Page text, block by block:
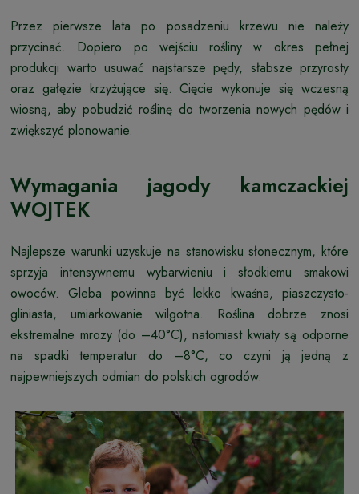
Przez pierwsze lata po posadzeniu krzewu nie należy
przycinać. Dopiero po wejściu rośliny w okres pełnej
produkcji warto usuwać najstarsze pędy, słabsze przyrosty
oraz gałęzie krzyżujące się. Cięcie wykonuje się wczesną
wiosną, aby pobudzić roślinę do tworzenia nowych pędów i
zwiększyć plonowanie.
Wymagania jagody kamczackiej
WOJTEK
Najlepsze warunki uzyskuje na stanowisku słonecznym, które
sprzyja intensywnemu wybarwieniu i słodkiemu smakowi
owoców. Gleba powinna być lekko kwaśna, piaszczysto-
gliniasta, umiarkowanie wilgotna. Roślina dobrze znosi
ekstremalne mrozy (do –40°C), natomiast kwiaty są odporne
na spadki temperatur do –8°C, co czyni ją jedną z
najpewniejszych odmian do polskich ogrodów.